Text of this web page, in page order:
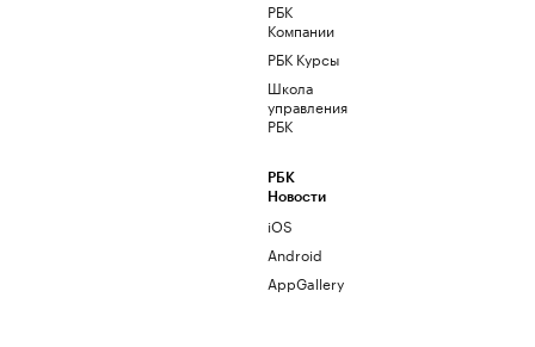
РБК
Компании
РБК Курсы
Школа
управления
РБК
РБК
Новости
iOS
Android
AppGallery